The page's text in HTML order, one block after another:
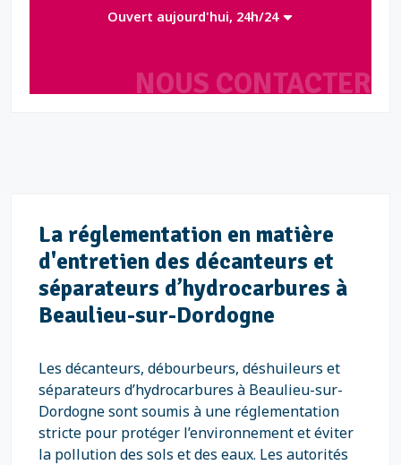
NOUS CONTACTER
Ouvert aujourd'hui, 24h/24
La réglementation en matière
d'entretien des décanteurs et
séparateurs d’hydrocarbures à
Beaulieu-sur-Dordogne
Les décanteurs, débourbeurs, déshuileurs et
séparateurs d’hydrocarbures à Beaulieu-sur-
Dordogne sont soumis à une réglementation
stricte pour protéger l’environnement et éviter
la pollution des sols et des eaux. Les autorités